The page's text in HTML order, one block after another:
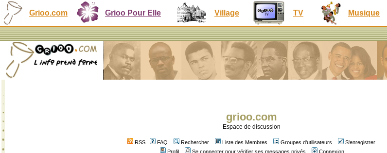
Grioo.com Grioo Pour Elle Village TV Musique
grioo.com
Espace de discussion
RSS FAQ Rechercher Liste des Membres Groupes d'utilisateurs
S'enregistrer
Profil
Se connecter pour vérifier ses messages privés Connexion